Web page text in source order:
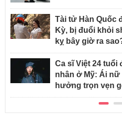
Tài tử Hàn Quốc
Kỳ, bị đuổi khỏi
kỵ bây giờ ra
Ca sĩ Việt 24 tuổi
nhân ở Mỹ: Ái
hưởng trọn vẹn